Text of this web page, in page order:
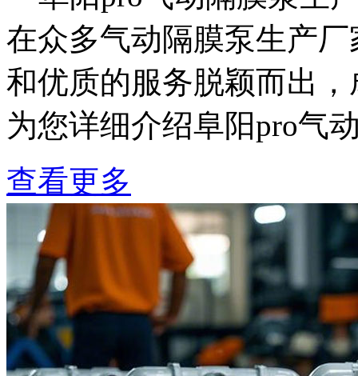
在众多气动隔膜泵生产
和优质的服务脱颖而出
为您详细介绍阜阳pro气
查看更多